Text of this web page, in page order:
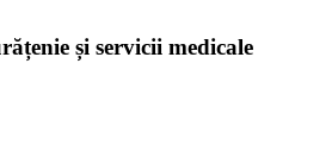
și servicii medicale